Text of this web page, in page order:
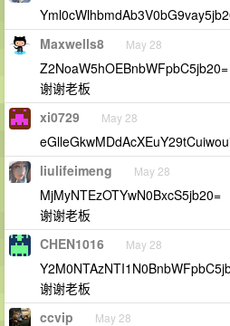
Maxwells8 May 28
Z2NoaW5hOEBnbWFpbC5jb20=
谢谢老板
xi0729 May 28
liulifeimeng May 28
MjMyNTEzOTYwN0BxcS5jb20=
谢谢老板
CHEN1016 May 28
谢谢老板
ccvip May 28